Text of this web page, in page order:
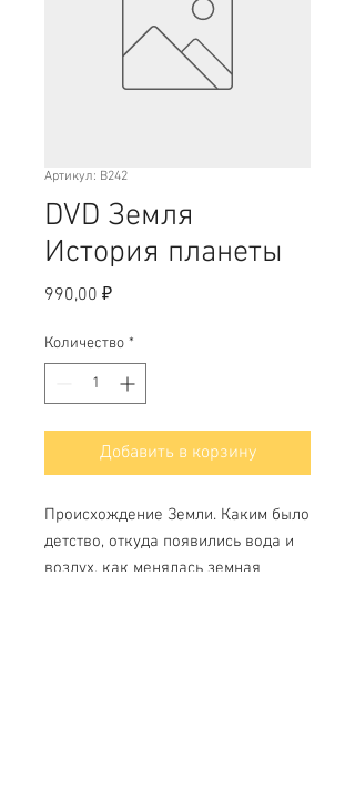
Артикул: В242
DVD Земля
История планеты
990,00 ₽Цена
Количество *
Добавить в корзину
Происхождение Земли. Каким было
детство, откуда появились вода и
воздух, как менялась земная